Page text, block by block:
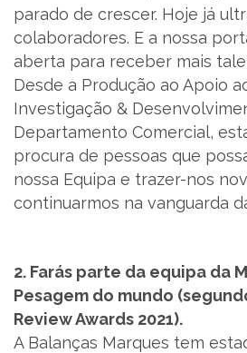
parado de crescer. Hoje já
colaboradores. E a nossa
aberta para receber mais
Desde a Produção ao Apoio
Investigação &
Departamento Comercial,
procura de pessoas que
nossa Equipa e trazer-nos
continuarmos na vanguarda
2. Farás parte da equipa da
Pesagem do mundo
Review Awards 2021).
A Balanças Marques tem